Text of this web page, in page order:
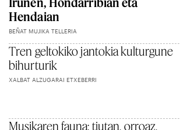
Hendaian
BEÑAT MUJIKA TELLERIA
Tren geltokiko jantokia kulturgune
bihurturik
XALBAT ALZUGARAI ETXEBERRI
Musikaren fauna: tiutan, orroaz,